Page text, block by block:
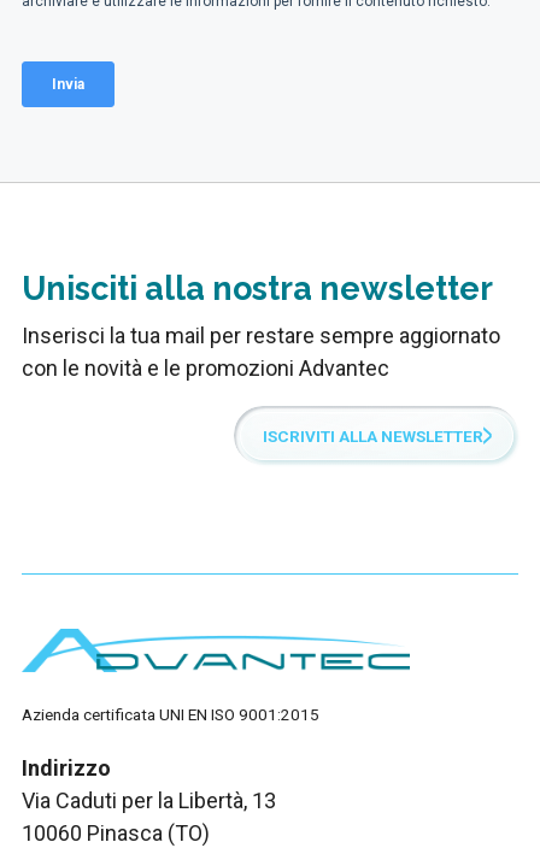
Unisciti alla nostra newsletter
Inserisci la tua mail per restare sempre aggiornato
con le novità e le promozioni Advantec
ISCRIVITI ALLA NEWSLETTER
Azienda certificata UNI EN ISO 9001:2015
Indirizzo
Via Caduti per la Libertà, 13
10060 Pinasca (TO)